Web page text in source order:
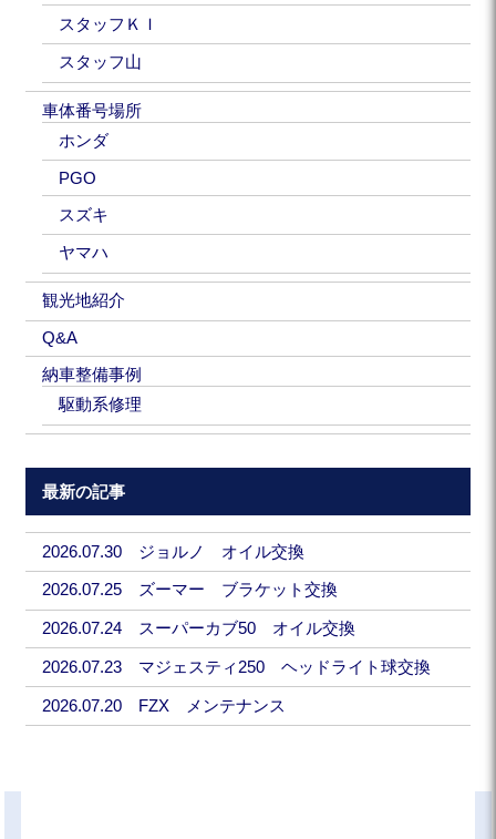
スタッフＫＩ
スタッフ山
車体番号場所
ホンダ
PGO
スズキ
ヤマハ
観光地紹介
Q&A
納車整備事例
駆動系修理
最新の記事
2026.07.30 ジョルノ オイル交換
2026.07.25 ズーマー ブラケット交換
2026.07.24 スーパーカブ50 オイル交換
2026.07.23 マジェスティ250 ヘッドライト球交換
2026.07.20 FZX メンテナンス